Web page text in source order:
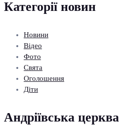
Категорії новин
Новини
Відео
Фото
Свята
Оголошення
Діти
Андріївська церква